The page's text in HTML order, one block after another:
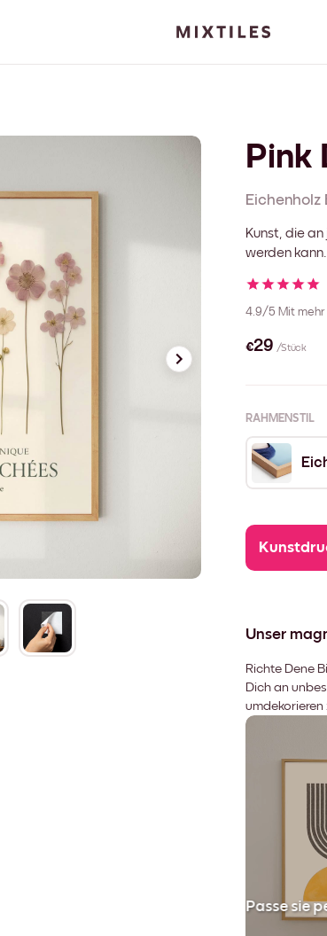
Pink
Eichenholz
Kunst, die
werden kann.
4.9/5 Mit
€29 /Stück
RAHMENSTIL
Unser
Richte Dene
Dich an
umdekorieren
Passe sie